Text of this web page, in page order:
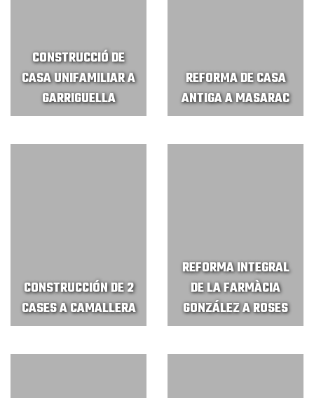
CONSTRUCCIÓ DE
CASA UNIFAMILIAR A
GARRIGUELLA
REFORMA DE CASA
ANTIGA A MASARAC
CONSTRUCCIÓN DE 2
CASES A CAMALLERA
REFORMA INTEGRAL
DE LA FARMÀCIA
GONZÁLEZ A ROSES